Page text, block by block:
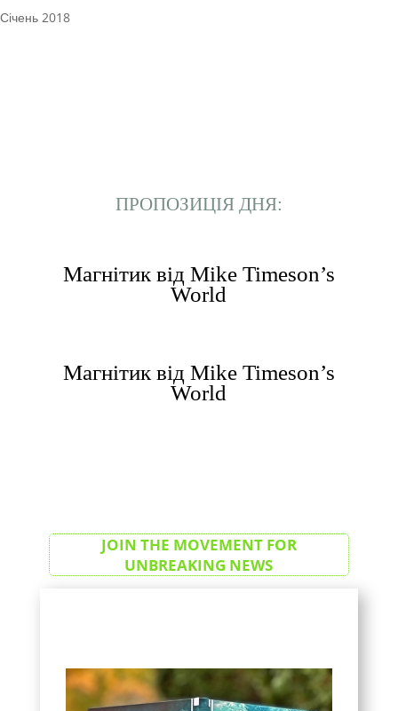
Січень 2018
ПРОПОЗИЦІЯ ДНЯ:
Магнітик від Mike Timeson’s
World
Магнітик від Mike Timeson’s
World
JOIN THE MOVEMENT FOR
UNBREAKING NEWS